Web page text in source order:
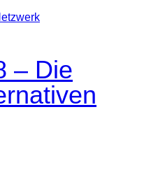
– Die